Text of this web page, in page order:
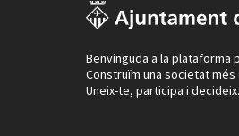
Benvinguda a la plataforma
Construïm una societat
Uneix-te, participa i decideix.